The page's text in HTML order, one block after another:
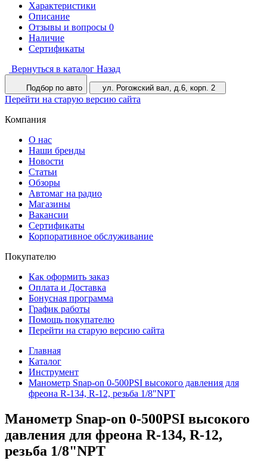
Характеристики
Описание
Отзывы и вопросы 0
Наличие
Сертификаты
Вернуться в каталог Назад
Подбор по авто ул. Рогожский вал, д.6, корп. 2
Перейти на старую версию сайта
Компания
О нас
Наши бренды
Новости
Статьи
Обзоры
Автомаг на радио
Магазины
Вакансии
Сертификаты
Корпоративное обслуживание
Покупателю
Как оформить заказ
Оплата и Доставка
Бонусная программа
График работы
Помощь покупателю
Перейти на старую версию сайта
Главная
Каталог
Инструмент
Манометр Snap-on 0-500PSI высокого давления для
фреона R-134, R-12, резьба 1/8"NPT
Манометр Snap-on 0-500PSI высокого
давления для фреона R-134, R-12,
резьба 1/8"NPT